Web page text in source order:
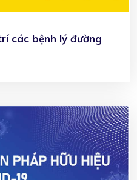
các bệnh lý đường